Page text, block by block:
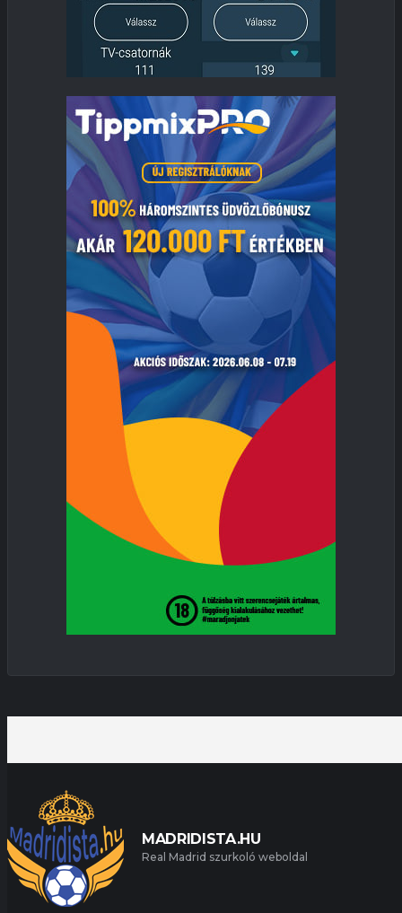
MADRIDISTA.HU
Real Madrid szurkoló weboldal